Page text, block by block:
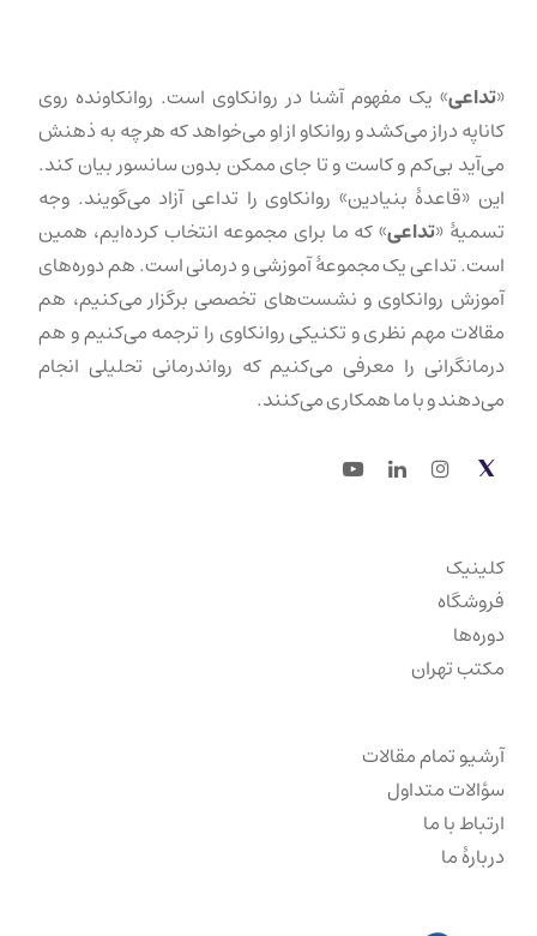
«تداعی» یک مفهوم آشنا در روانکاوی است. روانکاونده روی
کاناپه دراز می‌کشد و روانکاو از او می‌خواهد که هر چه به ذهنش
می‌آید بی‌کم و کاست و تا جای ممکن بدون سانسور بیان کند.
این «قاعدهٔ بنیادین» روانکاوی را تداعی آزاد می‌گویند. وجه
تسمیهٔ «تداعی» که ما برای مجموعه انتخاب کرده‌ایم، همین
است. تداعی یک مجموعهٔ آموزشی و درمانی است. هم دوره‌های
آموزش روانکاوی و نشست‌های تخصصی برگزار می‌کنیم، هم
مقالات مهم نظری و تکنیکی روانکاوی را ترجمه می‌کنیم و هم
درمانگرانی را معرفی می‌کنیم که رواندرمانی تحلیلی انجام
می‌دهند و با ما همکاری می‌کنند.
Twitter
Instagram
LinkedIn
Youtube
کلینیک
فروشگاه
دوره‌ها
مکتب تهران
آرشیو تمام مقالات
سؤالات متداول
ارتباط با ما
دربارهٔ ما